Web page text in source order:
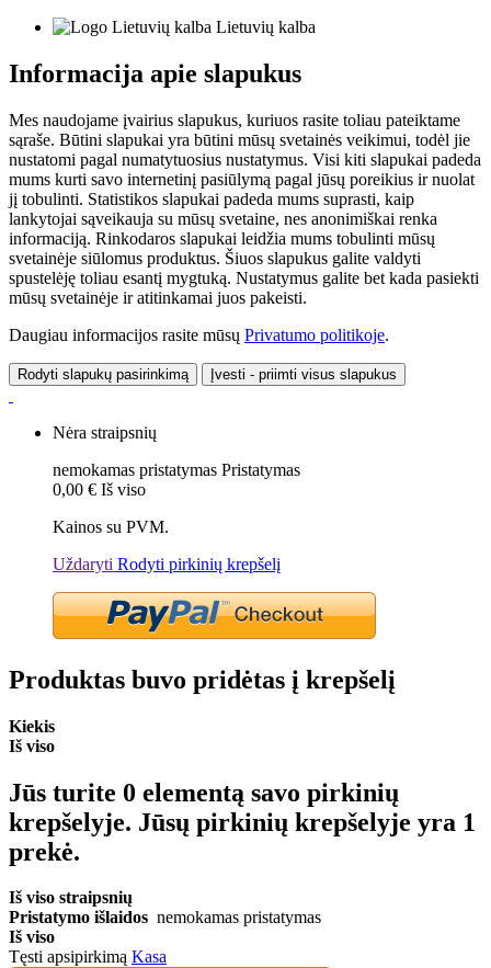
Lietuvių kalba
Informacija apie slapukus
Mes naudojame įvairius slapukus, kuriuos rasite toliau pateiktame
sąraše. Būtini slapukai yra būtini mūsų svetainės veikimui, todėl jie
nustatomi pagal numatytuosius nustatymus. Visi kiti slapukai padeda
mums kurti savo internetinį pasiūlymą pagal jūsų poreikius ir nuolat
jį tobulinti. Statistikos slapukai padeda mums suprasti, kaip
lankytojai sąveikauja su mūsų svetaine, nes anonimiškai renka
informaciją. Rinkodaros slapukai leidžia mums tobulinti mūsų
svetainėje siūlomus produktus. Šiuos slapukus galite valdyti
spustelėję toliau esantį mygtuką. Nustatymus galite bet kada pasiekti
mūsų svetainėje ir atitinkamai juos pakeisti.
Daugiau informacijos rasite mūsų Privatumo politikoje.
Rodyti slapukų pasirinkimą Įvesti - priimti visus slapukus
Nėra straipsnių
nemokamas pristatymas Pristatymas
0,00 € Iš viso
Kainos su PVM.
Uždaryti Rodyti pirkinių krepšelį
Produktas buvo pridėtas į krepšelį
Kiekis
Iš viso
Jūs turite 0 elementą savo pirkinių
krepšelyje. Jūsų pirkinių krepšelyje yra 1
prekė.
Iš viso straipsnių
Pristatymo išlaidos nemokamas pristatymas
Iš viso
Tęsti apsipirkimą Kasa